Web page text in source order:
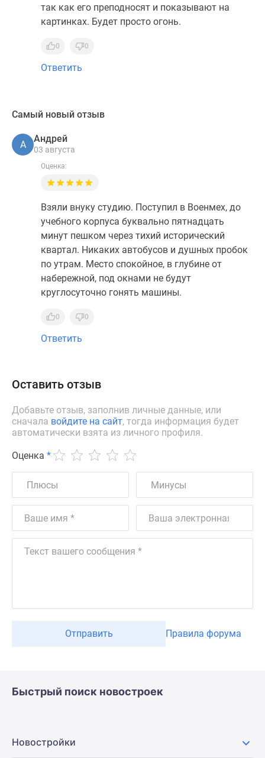
так как его преподносят и показывают на
картинках. Будет просто огонь.
0 0
Ответить
Самый новый отзыв
А
Андрей
03 августа
Оценка:
Взяли внуку студию. Поступил в Военмех, до
учебного корпуса буквально пятнадцать
минут пешком через тихий исторический
квартал. Никаких автобусов и душных пробок
по утрам. Место спокойное, в глубине от
набережной, под окнами не будут
круглосуточно гонять машины.
0 0
Ответить
Оставить отзыв
Добавьте отзыв, заполнив личные данные, или
сначала войдите на сайт, тогда информация будет
автоматически взята из личного профиля.
Оценка *
Отправить Правила форума
Быстрый поиск новостроек
Новостройки